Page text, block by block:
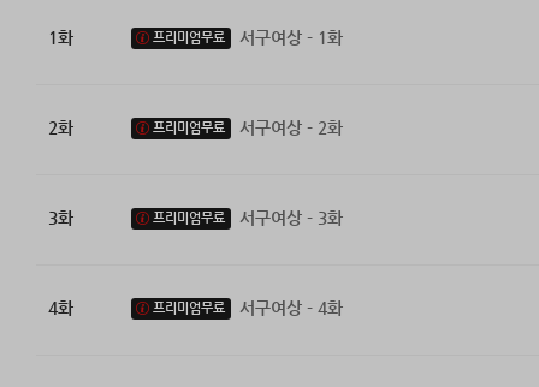
1화 프리미엄무료 서구여상 - 1화
2화 프리미엄무료 서구여상 - 2화
3화 프리미엄무료 서구여상 - 3화
4화 프리미엄무료 서구여상 - 4화